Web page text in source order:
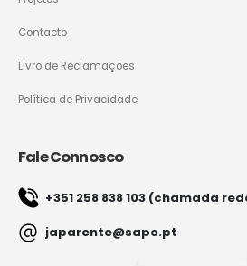
Contacto
Livro de Reclamações
Política de Privacidade
Fale Connosco
+351 258 838 103 (chamada
japarente@sapo.pt